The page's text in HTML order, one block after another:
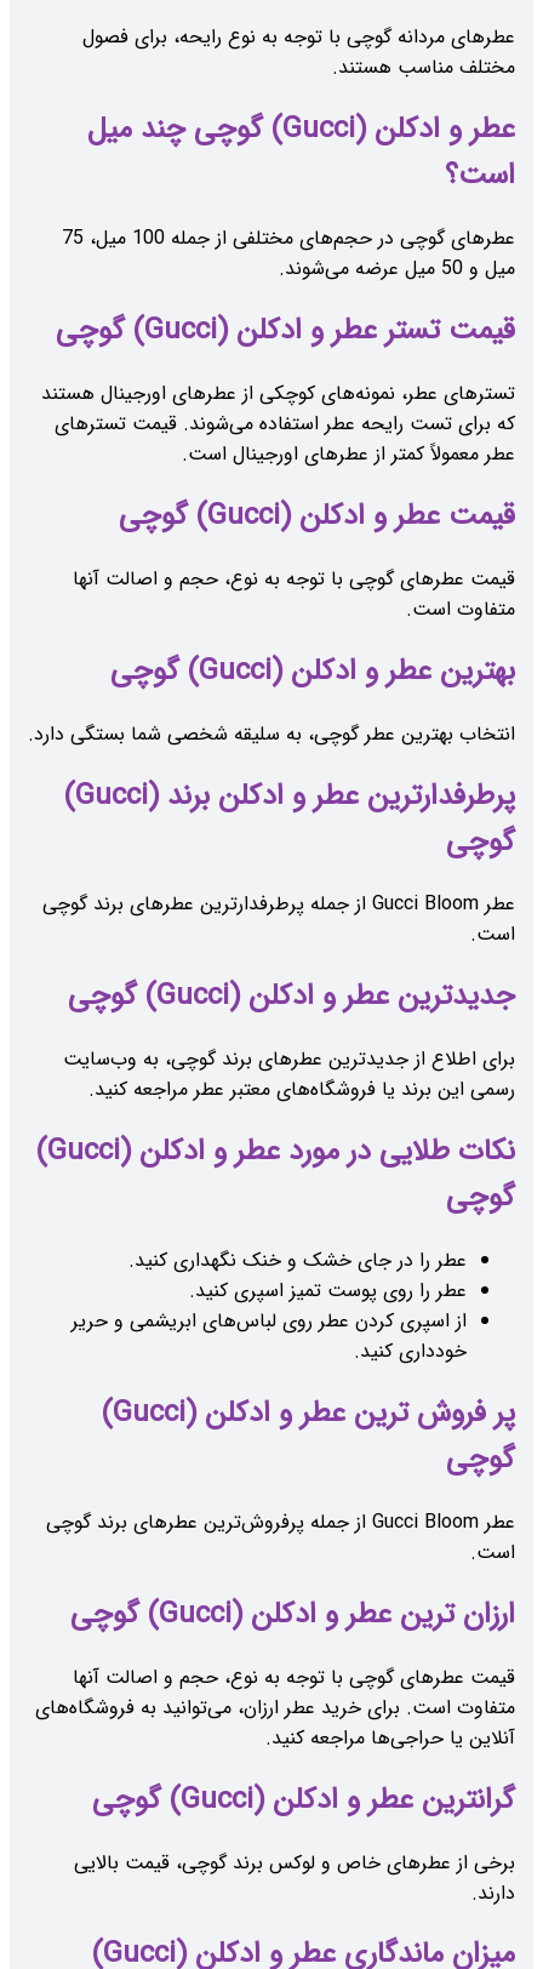
عطرهای مردانه گوچی با توجه به نوع رایحه، برای فصول
مختلف مناسب هستند.
عطر و ادکلن (Gucci) گوچی چند میل
است؟
عطرهای گوچی در حجم‌های مختلفی از جمله 100 میل، 75
میل و 50 میل عرضه می‌شوند.
قیمت تستر عطر و ادکلن (Gucci) گوچی
تسترهای عطر، نمونه‌های کوچکی از عطرهای اورجینال هستند
که برای تست رایحه عطر استفاده می‌شوند. قیمت تسترهای
عطر معمولاً کمتر از عطرهای اورجینال است.
قیمت عطر و ادکلن (Gucci) گوچی
قیمت عطرهای گوچی با توجه به نوع، حجم و اصالت آنها
متفاوت است.
بهترین عطر و ادکلن (Gucci) گوچی
انتخاب بهترین عطر گوچی، به سلیقه شخصی شما بستگی دارد.
پرطرفدارترین عطر و ادکلن برند (Gucci)
گوچی
عطر Gucci Bloom از جمله پرطرفدارترین عطرهای برند گوچی
است.
جدیدترین عطر و ادکلن (Gucci) گوچی
برای اطلاع از جدیدترین عطرهای برند گوچی، به وب‌سایت
رسمی این برند یا فروشگاه‌های معتبر عطر مراجعه کنید.
نکات طلایی در مورد عطر و ادکلن (Gucci)
گوچی
عطر را در جای خشک و خنک نگهداری کنید.
عطر را روی پوست تمیز اسپری کنید.
از اسپری کردن عطر روی لباس‌های ابریشمی و حریر
خودداری کنید.
پر فروش ترین عطر و ادکلن (Gucci)
گوچی
عطر Gucci Bloom از جمله پرفروش‌ترین عطرهای برند گوچی
است.
ارزان ترین عطر و ادکلن (Gucci) گوچی
قیمت عطرهای گوچی با توجه به نوع، حجم و اصالت آنها
متفاوت است. برای خرید عطر ارزان، می‌توانید به فروشگاه‌های
آنلاین یا حراجی‌ها مراجعه کنید.
گرانترین عطر و ادکلن (Gucci) گوچی
برخی از عطرهای خاص و لوکس برند گوچی، قیمت بالایی
دارند.
میزان ماندگاری عطر و ادکلن (Gucci)